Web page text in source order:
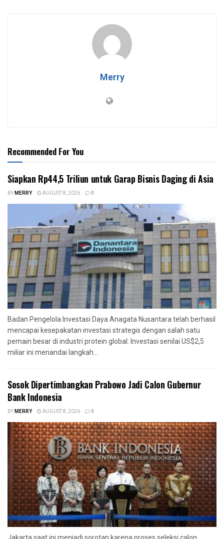
Merry
Recommended For You
Siapkan Rp44,5 Triliun untuk Garap Bisnis Daging di Asia
BYMERRY AUGUST 8, 2026 0
Badan Pengelola Investasi Daya Anagata Nusantara telah berhasil
mencapai kesepakatan investasi strategis dengan salah satu
pemain besar di industri protein global. Investasi senilai US$2,5
miliar ini menandai langkah...
Sosok Dipertimbangkan Prabowo Jadi Calon Gubernur
Bank Indonesia
BYMERRY AUGUST 8, 2026 0